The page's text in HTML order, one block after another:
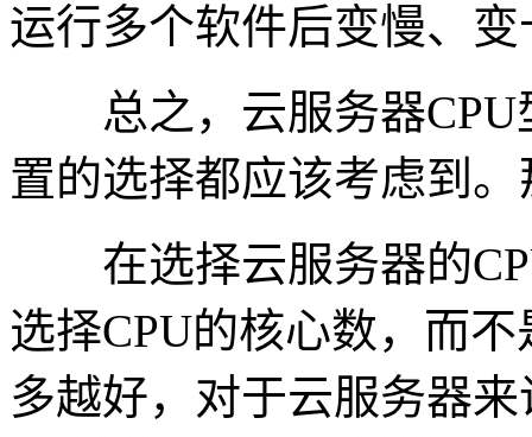
运行多个软件后变慢、
总之，云服务器CPU
置的选择都应该考虑到
在选择云服务器的
选择CPU的核心数，而
多越好，对于云服务器